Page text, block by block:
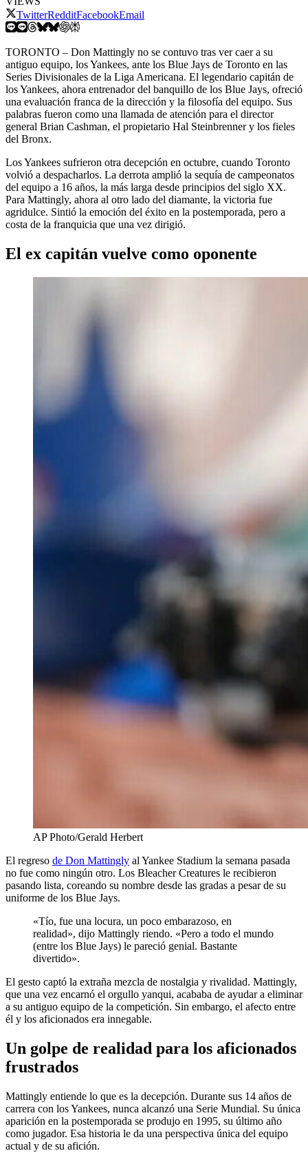
TwitterRedditFacebookEmail
TORONTO – Don Mattingly no se contuvo tras ver caer a su
antiguo equipo, los Yankees, ante los Blue Jays de Toronto en las
Series Divisionales de la Liga Americana. El legendario capitán de
los Yankees, ahora entrenador del banquillo de los Blue Jays, ofreció
una evaluación franca de la dirección y la filosofía del equipo. Sus
palabras fueron como una llamada de atención para el director
general Brian Cashman, el propietario Hal Steinbrenner y los fieles
del Bronx.
Los Yankees sufrieron otra decepción en octubre, cuando Toronto
volvió a despacharlos. La derrota amplió la sequía de campeonatos
del equipo a 16 años, la más larga desde principios del siglo XX.
Para Mattingly, ahora al otro lado del diamante, la victoria fue
agridulce. Sintió la emoción del éxito en la postemporada, pero a
costa de la franquicia que una vez dirigió.
El ex capitán vuelve como oponente
AP Photo/Gerald Herbert
El regreso de Don Mattingly al Yankee Stadium la semana pasada
no fue como ningún otro. Los Bleacher Creatures le recibieron
pasando lista, coreando su nombre desde las gradas a pesar de su
uniforme de los Blue Jays.
«Tío, fue una locura, un poco embarazoso, en
realidad», dijo Mattingly riendo. «Pero a todo el mundo
(entre los Blue Jays) le pareció genial. Bastante
divertido».
El gesto captó la extraña mezcla de nostalgia y rivalidad. Mattingly,
que una vez encarnó el orgullo yanqui, acababa de ayudar a eliminar
a su antiguo equipo de la competición. Sin embargo, el afecto entre
él y los aficionados era innegable.
Un golpe de realidad para los aficionados
frustrados
Mattingly entiende lo que es la decepción. Durante sus 14 años de
carrera con los Yankees, nunca alcanzó una Serie Mundial. Su única
aparición en la postemporada se produjo en 1995, su último año
como jugador. Esa historia le da una perspectiva única del equipo
actual y de su afición.